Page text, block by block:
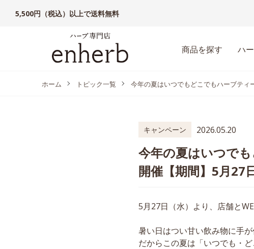
5,500円（税込）以上で送料無料
商品を探す ハ
ホーム トピック一覧 今年の夏はいつでもどこでもハーブティ
キャンペーン 2026.05.20
今年の夏はいつで
開催【期間】5月27
5月27日（水）より、店舗と
暑い日はつい甘い飲み物に手
だからこの夏は「いつでも・